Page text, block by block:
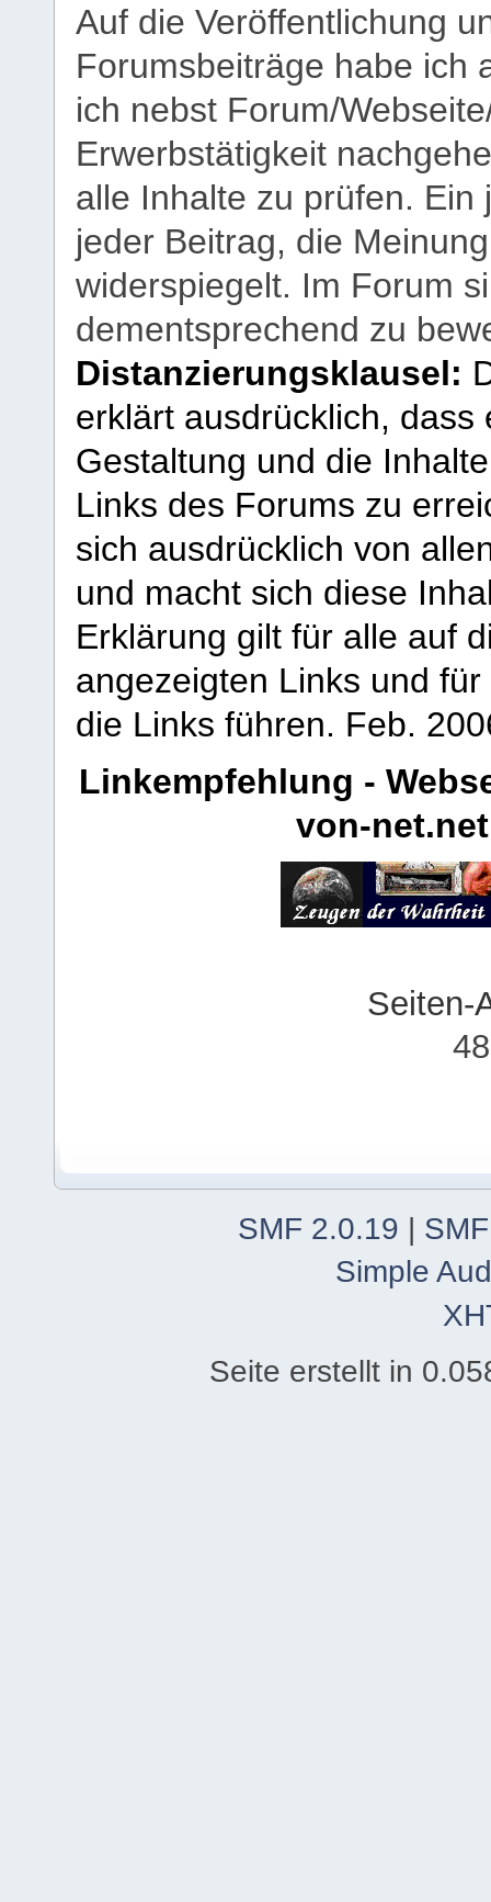
Auf die Veröffentlichung
Forumsbeiträge habe ich
ich nebst Forum/
Erwerbstätigkeit
alle Inhalte zu prüfen.
jeder Beitrag, die
widerspiegelt. Im Forum
dementsprechend zu
Distanzierungsklausel:
erklärt ausdrücklich,
Gestaltung und die
Links des Forums zu
sich ausdrücklich von
und macht sich diese
Erklärung gilt für alle auf
angezeigten Links und
die Links führen. Feb.
Linkempfehlung -
von-net.net
Seiten-
SMF 2.0.19
Simple
Seite erstellt in